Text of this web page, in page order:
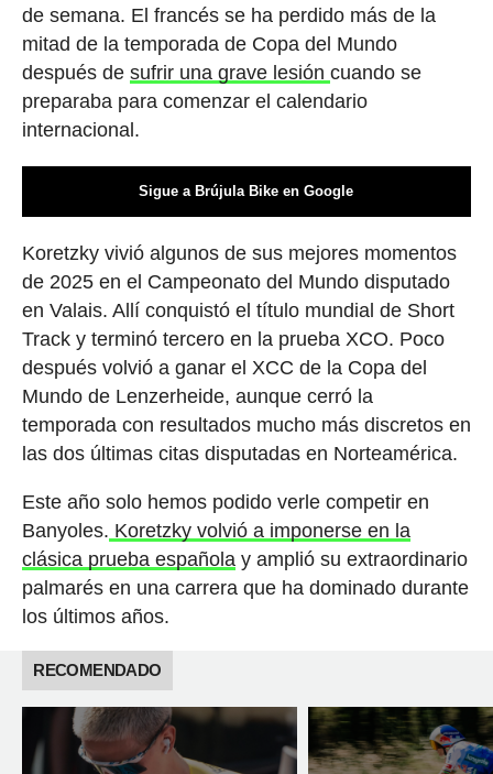
de semana. El francés se ha perdido más de la
mitad de la temporada de Copa del Mundo
después de sufrir una grave lesión cuando se
preparaba para comenzar el calendario
internacional.
Sigue a Brújula Bike en Google
Koretzky vivió algunos de sus mejores momentos
de 2025 en el Campeonato del Mundo disputado
en Valais. Allí conquistó el título mundial de Short
Track y terminó tercero en la prueba XCO. Poco
después volvió a ganar el XCC de la Copa del
Mundo de Lenzerheide, aunque cerró la
temporada con resultados mucho más discretos en
las dos últimas citas disputadas en Norteamérica.
Este año solo hemos podido verle competir en
Banyoles. Koretzky volvió a imponerse en la
clásica prueba españolay amplió su extraordinario
palmarés en una carrera que ha dominado durante
los últimos años.
RECOMENDADO